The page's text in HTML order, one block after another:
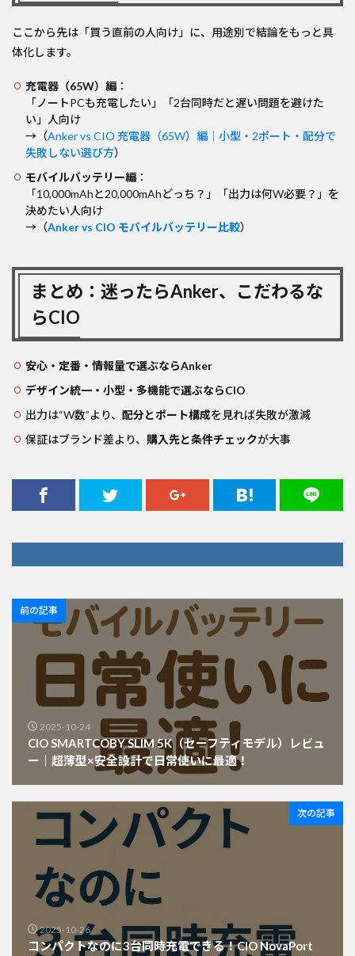
ここから先は「買う直前の人向け」に、用途別で結論をもっと具
体化します。
充電器（65W）編 ：
「ノートPCも充電したい」「2台同時だと遅い問題を避けた
い」人向け
→（Anker vs CIO 充電器（65W）編｜小型・2ポート・配分で
失敗しない選び方）
モバイルバッテリー編 ：
「10,000mAhと20,000mAhどっち？」「出力は何W必要？」を
決めたい人向け
→（Anker vs CIO モバイルバッテリー比較）
まとめ：迷ったらAnker、こだわるな
らCIO
安心・定番・情報量で選ぶならAnker
デザイン統一・小型・多機能で選ぶならCIO
出力は“W数”より、 配分とポート構成を見れば失敗が激減
保証はブランド差より、 購入先と条件チェックが大事
前の記事
2025-10-24
CIO SMARTCOBY SLIM 5K（セーフティモデル）レビュ
ー｜超薄型×安全設計で日常使いに最適！
次の記事
2025-10-26
コンパクトなのに3台同時充電できる！CIO NovaPort